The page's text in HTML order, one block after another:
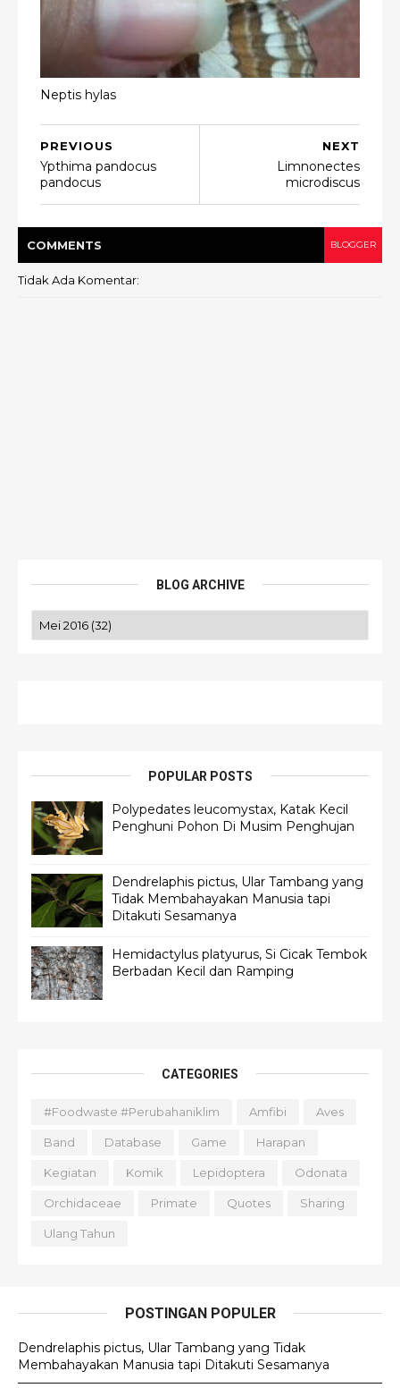
Neptis hylas
NEXT
Limnonectes
microdiscus
PREVIOUS
Ypthima pandocus
pandocus
COMMENTS BLOGGER
Tidak Ada Komentar:
BLOG ARCHIVE
POPULAR POSTS
Polypedates leucomystax, Katak Kecil
Penghuni Pohon Di Musim Penghujan
Dendrelaphis pictus, Ular Tambang yang
Tidak Membahayakan Manusia tapi
Ditakuti Sesamanya
Hemidactylus platyurus, Si Cicak Tembok
Berbadan Kecil dan Ramping
CATEGORIES
#foodwaste #perubahaniklim Amfibi Aves
Band Database Game Harapan
Kegiatan Komik Lepidoptera Odonata
Orchidaceae Primate Quotes Sharing
Ulang Tahun
POSTINGAN POPULER
Dendrelaphis pictus, Ular Tambang yang Tidak
Membahayakan Manusia tapi Ditakuti Sesamanya